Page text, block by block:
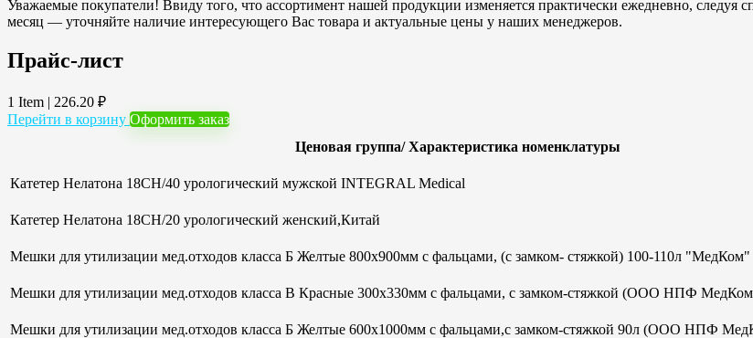
Уважаемые покупатели! Ввиду того, что ассортимент нашей продукции изменяется практически ежедневно, следуя
месяц — уточняйте наличие интересующего Вас товара и актуальные цены у наших менеджеров.
Прайс-лист
1 Item | 226.20 ₽
Перейти в корзину Оформить заказ
Ценовая группа/ Характеристика номенклатуры
Катетер Нелатона 18CH/40 урологический мужской INTEGRAL Medical
Катетер Нелатона 18CH/20 урологический женский,Китай
Мешки для утилизации мед.отходов класса Б Желтые 800х900мм с фальцами, (с замком- стяжкой) 100-110л "МедКом"
Мешки для утилизации мед.отходов класса В Красные 300х330мм с фальцами, с замком-стяжкой (ООО НПФ МедКом
Мешки для утилизации мед.отходов класса Б Желтые 600х1000мм с фальцами,с замком-стяжкой 90л (ООО НПФ